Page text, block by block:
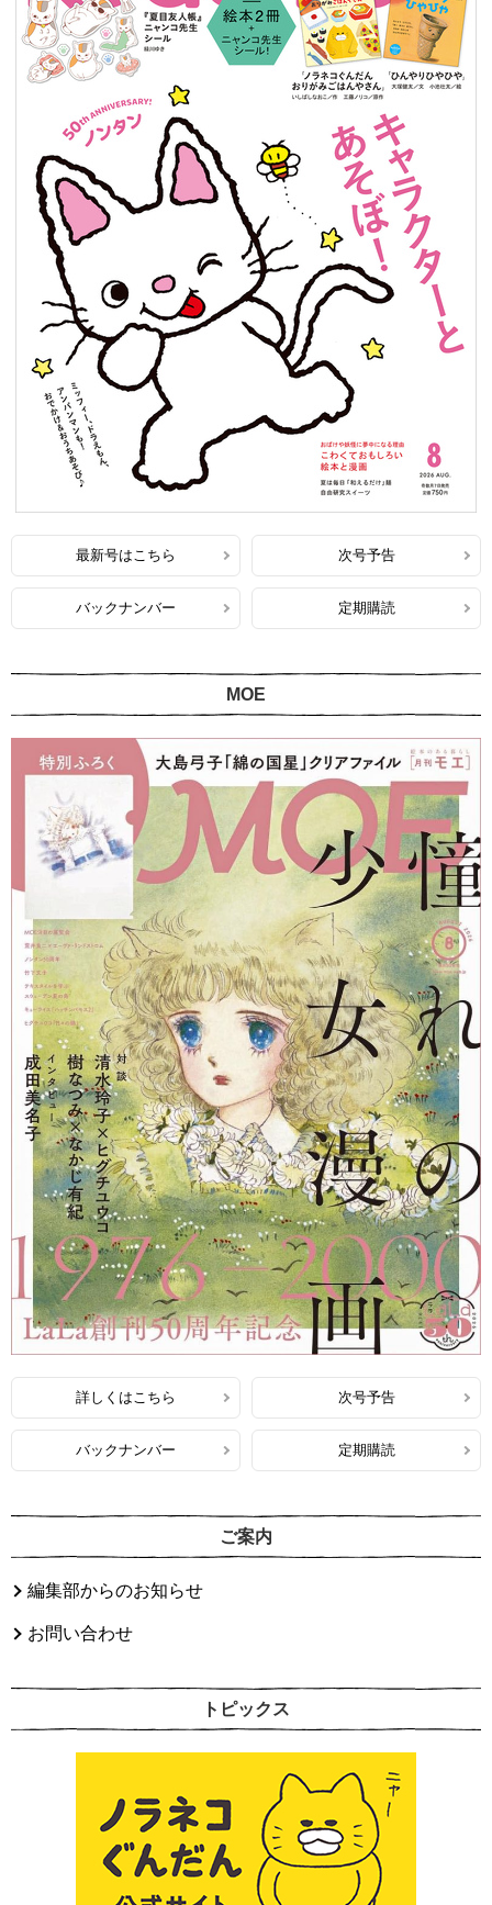
最新号はこちら 次号予告
バックナンバー 定期購読
MOE
詳しくはこちら 次号予告
バックナンバー 定期購読
ご案内
編集部からのお知らせ
お問い合わせ
トピックス